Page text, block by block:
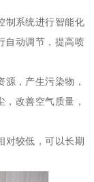
制系统进行智能化
自动调节，提高喷
，产生污染物，
改善空气质量，
对较低，可以长期